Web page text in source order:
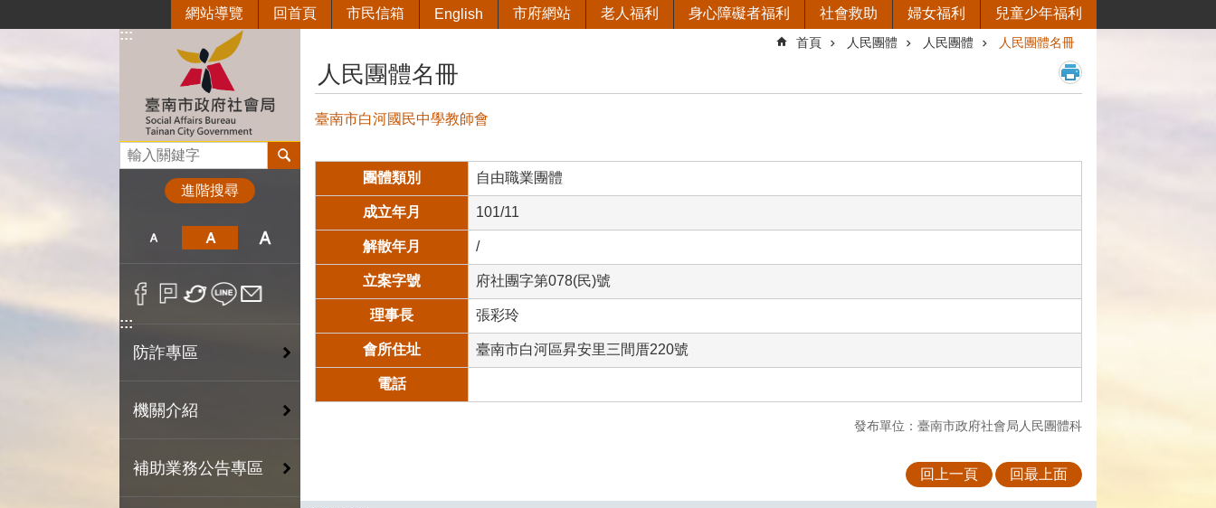
:::
網站導覽 回首頁 市民信箱 English 市府網站 老人福利 身心障礙者福利 社會救助 婦女福利 兒童少年福利
搜尋
進階搜尋
:::
防詐專區
機關介紹
補助業務公告專區
首頁 人民團體 人民團體 人民團體名冊
人民團體名冊
臺南市白河國民中學教師會
團體類別 自由職業團體
成立年月 101/11
解散年月 /
立案字號 府社團字第078(民)號
理事長 張彩玲
會所住址 臺南市白河區昇安里三間厝220號
電話
發布單位：臺南市政府社會局人民團體科
回上一頁 回最上面